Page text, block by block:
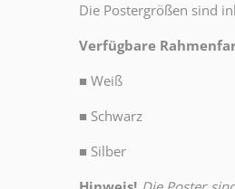
Die Postergrößen sind
Verfügbare
■ Weiß
■ Schwarz
■ Silber